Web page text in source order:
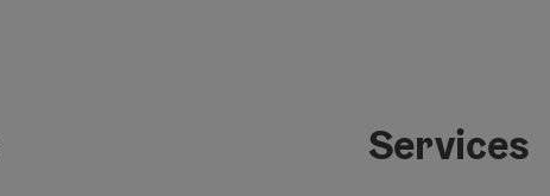
Services